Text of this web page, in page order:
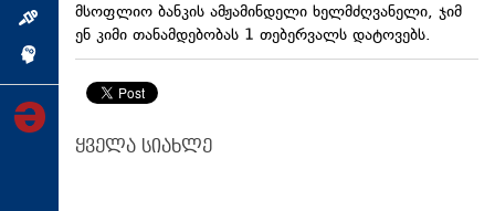
ინტერვიუ
ინქვიზიცია
მსოფლიო ბანკის ამჟამინდელი ხელმძღვანელი, ჯიმ
ენ კიმი თანამდებობას 1 თებერვალს დატოვებს.
ყველა სიახლე